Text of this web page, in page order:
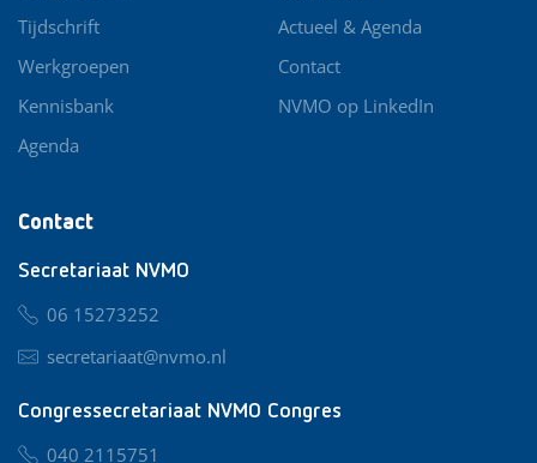
Contact
Secretariaat NVMO
06 15273252
secretariaat@nvmo.nl
Congressecretariaat NVMO Congres
040 2115751
Tijdschrift
Werkgroepen
Kennisbank
Agenda
Actueel & Agenda
Contact
NVMO op LinkedIn